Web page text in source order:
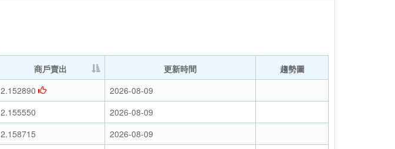
商戶賣出 更新時間
趨勢圖
2.152890
2026-08-09
2.155550
2026-08-09
2.158715
2026-08-09